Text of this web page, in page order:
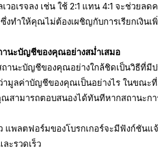
วอเรจลง เช่น ใช้ 2:1 แทน 4:1 จะช่วย
งทำให้คุณไม่ต้องเผชิญกับการเรียกเงิน
นะบัญชีของคุณอย่างสม่ำเสมอ
านะบัญชีของคุณอย่างใกล้ชิดเป็นวิธีที่มีป
มูลค่าบัญชีของคุณเป็นอย่างไร ในขณะ
สามารถตอบสนองได้ทันทีหากสถานะก
แพลตฟอร์มของโบรกเกอร์จะมีฟังก์ชันแ
ะรวดเร็ว